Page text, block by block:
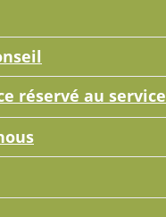
réservé au service